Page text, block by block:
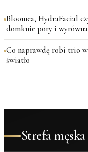
Bloomea, HydraFacial
domknie pory i wyrówna
Co naprawdę robi trio
światło
Strefa męska